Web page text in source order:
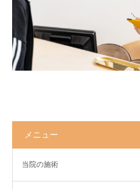
メニュー
当院の施術